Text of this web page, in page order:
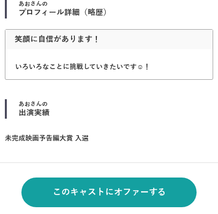
あおさんの
プロフィール詳細（略歴）
笑顔に自信があります！
いろいろなことに挑戦していきたいです☺︎！
あおさんの
出演実績
未完成映画予告編大賞 入選
このキャストにオファーする